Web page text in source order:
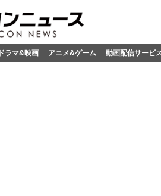
ドラマ&映画 アニメ&ゲーム 動画配信サービ